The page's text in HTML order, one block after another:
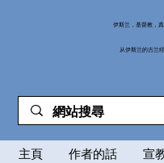
伊斯兰，基督教，
从伊斯兰的古兰
主頁 作者的話 宣